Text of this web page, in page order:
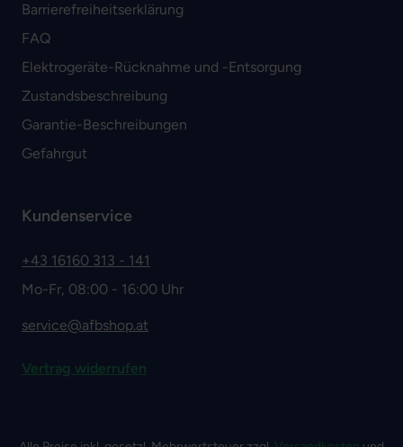
Barrierefreiheitserklärung
FAQ
Elektrogeräte-Rücknahme und -Entsorgung
Zustandsbeschreibung
Garantie-Beschreibungen
Gefahrgut
Kundenservice
+43 16160 313 - 141
Mo-Fr, 08:00 - 16:00 Uhr
service@afbshop.at
Vertrag widerrufen